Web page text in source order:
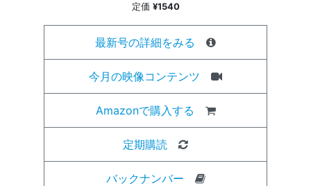
定価 ¥1540
最新号の詳細をみる
今月の映像コンテンツ
Amazonで購入する
定期購読
バックナンバー